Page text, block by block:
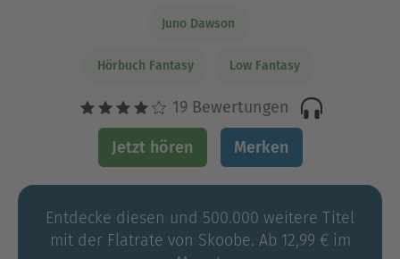
Juno Dawson
Hörbuch Fantasy Low Fantasy
19 Bewertungen
Jetzt hören Merken
Entdecke diesen und 500.000 weitere Titel
mit der Flatrate von Skoobe. Ab 12,99 € im